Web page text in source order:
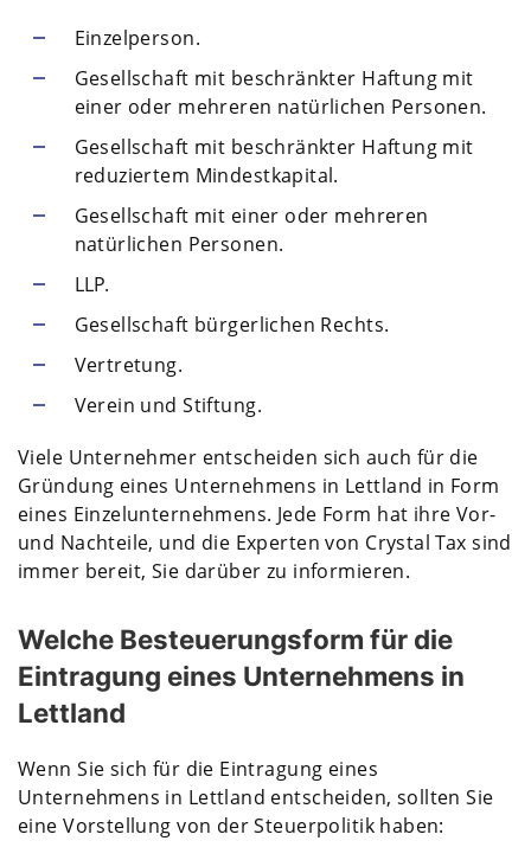
Einzelperson.
Gesellschaft mit beschränkter Haftung mit
einer oder mehreren natürlichen Personen.
Gesellschaft mit beschränkter Haftung mit
reduziertem Mindestkapital.
Gesellschaft mit einer oder mehreren
natürlichen Personen.
LLP.
Gesellschaft bürgerlichen Rechts.
Vertretung.
Verein und Stiftung.
Viele Unternehmer entscheiden sich auch für die
Gründung eines Unternehmens in Lettland in Form
eines Einzelunternehmens. Jede Form hat ihre Vor-
und Nachteile, und die Experten von Crystal Tax sind
immer bereit, Sie darüber zu informieren.
Welche Besteuerungsform für die
Eintragung eines Unternehmens in
Lettland
Wenn Sie sich für die Eintragung eines
Unternehmens in Lettland entscheiden, sollten Sie
eine Vorstellung von der Steuerpolitik haben: